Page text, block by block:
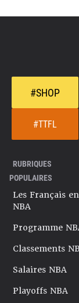
#SHOP
#TTFL
RUBRIQUES
POPULAIRES
Les Français en
NBA
Programme
Classements
Salaires NBA
Playoffs NBA